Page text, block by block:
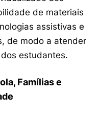
de materiais
assistivas e
de modo a atender
estudantes.
Famílias e